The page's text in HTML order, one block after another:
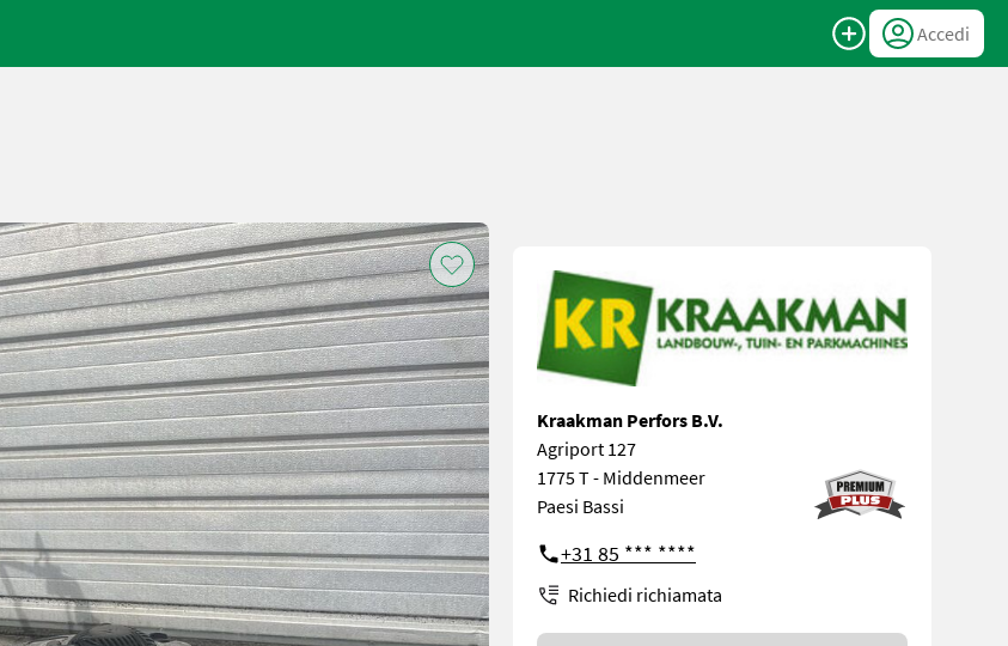
Accedi
Kraakman Perfors B.V.
Agriport 127
1775 T - Middenmeer
Paesi Bassi
+31 85 *** ****
Richiedi richiamata